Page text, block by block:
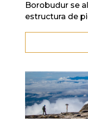
Borobudur se
estructura de